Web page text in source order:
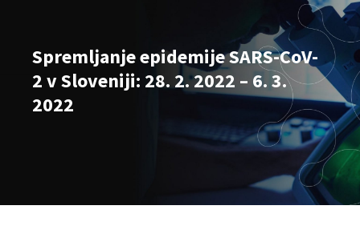
Spremljanje epidemije SARS-CoV-
2 v Sloveniji: 28. 2. 2022 – 6. 3.
2022